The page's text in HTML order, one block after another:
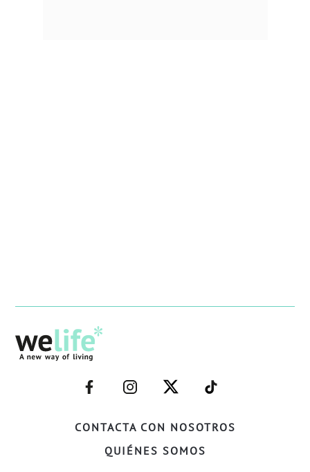
CONTACTA CON NOSOTROS
QUIÉNES SOMOS
–
FACEBOOK–
–
INSTAGRAM–
–
TWITTER–
–
WELIFE–